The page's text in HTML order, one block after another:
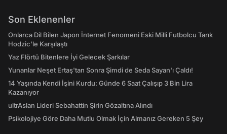
Son Eklenenler
Onlarca Dil Bilen Japon İnternet Fenomeni Eski Milli Futbolcu Tarık
Hodzic'le Karşılaştı
Yaz Flörtü Bitenlere İyi Gelecek Şarkılar
Yunanlar Neşet Ertaş'tan Sonra Şimdi de Seda Sayan'ı Çaldı!
14 Yaşında Kendi İşini Kurdu: Günde 6 Saat Çalışıp 3 Bin Lira
Kazanıyor
ultrAslan Lideri Sebahattin Şirin Gözaltına Alındı
Psikolojiye Göre Daha Mutlu Olmak İçin Almanız Gereken 5 Şey